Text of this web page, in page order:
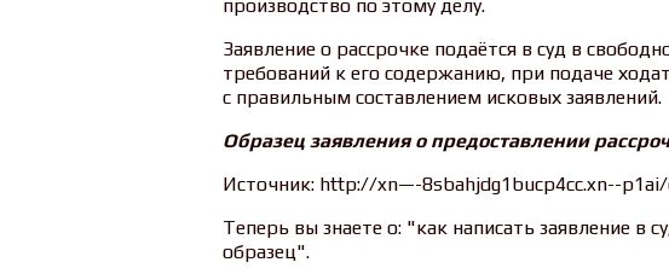
производство по этому делу.
Заявление о рассрочке подаётся в суд в
требований к его содержанию, при подаче
с правильным составлением исковых заявлений.
Образец заявления о предоставлении
Источник: http://xn—-8sbahjdg1bucp4cc.xn--
Теперь вы знаете о: "как написать заявление в
образец".